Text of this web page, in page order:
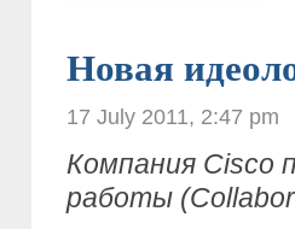
Новая
17 July 2011, 2:47 pm
Компания Cisco
работы (